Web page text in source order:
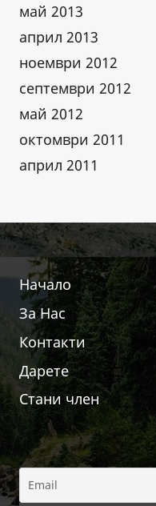
май 2013
април 2013
ноември 2012
септември 2012
май 2012
октомври 2011
април 2011
Начало
За Нас
Контакти
Дарете
Стани член